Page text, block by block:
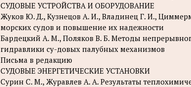
СУДОВЫЕ УСТРОЙСТВА И ОБОРУДОВАНИЕ
Жуков Ю. Д., Кузнецов А. И., Владинец Г. И.,
морских судов и повышение их надежности
Бардецкий А. М., Поляков В. Б. Методы
гидравлики су-довых палубных механизмов
Письма в редакцию
СУДОВЫЕ ЭНЕРГЕТИЧЕСКИЕ УСТАНОВКИ
Сурин С. М., Журавлев А. А. Результаты